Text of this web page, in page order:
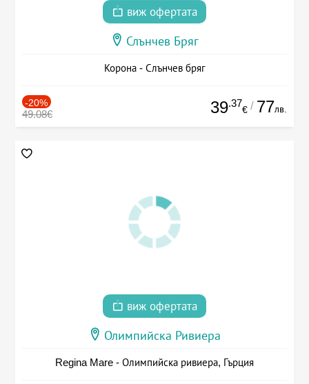
виж офертата
Слънчев Бряг
Корона - Слънчев бряг
-20%
49.08€ 39.37
€ / 77лв.
виж офертата
Олимпийска Ривиера
Regina Mare - Олимпийска ривиера, Гърция